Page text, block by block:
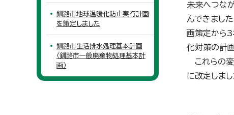
未来へつな
んできまし
画策定から3
化対策の計
これらの変
に改定しまし
釧路市地球温暖化防止実行計画
を策定しました
釧路市生活排水処理基本計画
（釧路市一般廃棄物処理基本計
画）